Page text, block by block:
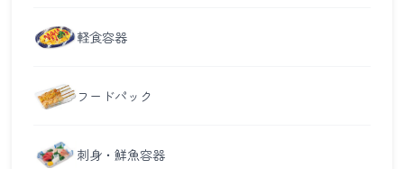
軽食容器
フードパック
刺身・鮮魚容器